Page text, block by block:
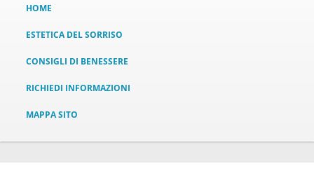
HOME
ESTETICA DEL SORRISO
CONSIGLI DI BENESSERE
RICHIEDI INFORMAZIONI
MAPPA SITO